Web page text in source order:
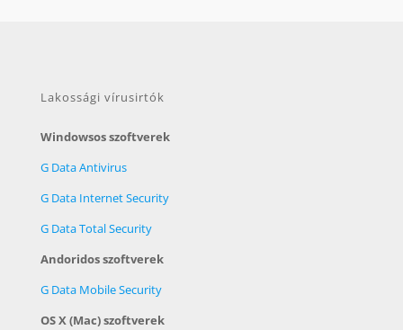
Lakossági vírusirtók
Windowsos szoftverek
G Data Antivirus
G Data Internet Security
G Data Total Security
Andoridos szoftverek
G Data Mobile Security
OS X (Mac) szoftverek